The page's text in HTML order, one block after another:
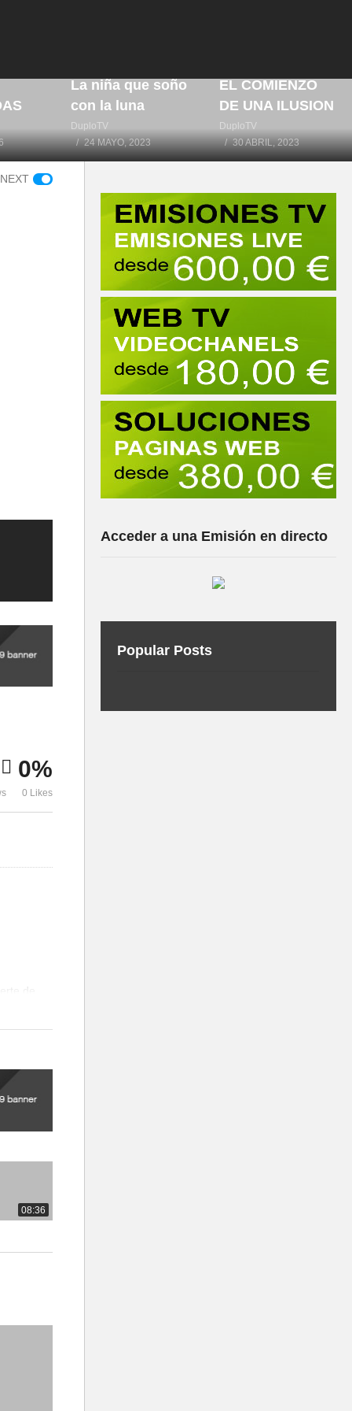
La niña que soño
con la luna
DuploTV
24 MAYO, 2023
EL COMIENZO
DE UNA ILUSION
DuploTV
30 ABRIL, 2023
0%
0 Likes
de
08:36
Acceder a una Emisión en directo
Popular Posts